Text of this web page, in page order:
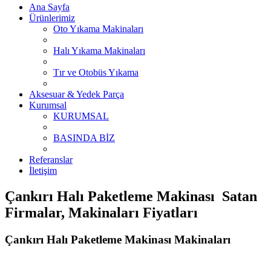
Ana Sayfa
Ürünlerimiz
Oto Yıkama Makinaları
Halı Yıkama Makinaları
Tır ve Otobüs Yıkama
Aksesuar & Yedek Parça
Kurumsal
KURUMSAL
BASINDA BİZ
Referanslar
İletişim
Çankırı Halı Paketleme Makinası Satan
Firmalar, Makinaları Fiyatları
Çankırı Halı Paketleme Makinası Makinaları